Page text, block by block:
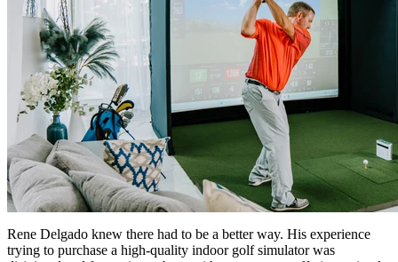
Rene Delgado knew there had to be a better way. His experience
trying to purchase a high-quality indoor golf simulator was